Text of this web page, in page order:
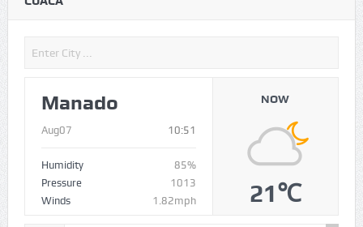
Manado
Aug07 10:51
Humidity
85%
Pressure
1013
Winds
1.82mph
NOW
21℃